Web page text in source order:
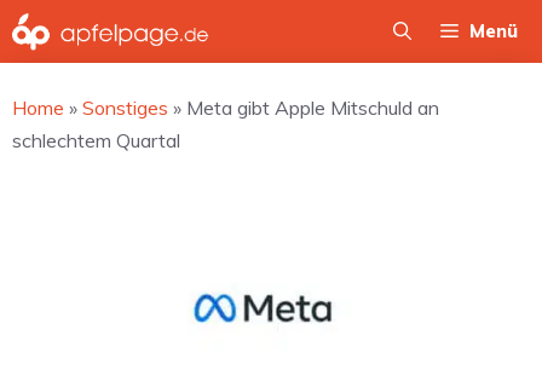
Zum
Inhalt
Menü
Home » Sonstiges » Meta gibt Apple Mitschuld an
schlechtem Quartal